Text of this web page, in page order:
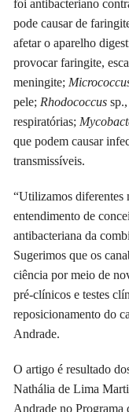
foi antibacteriano
pode causar de
afetar o aparelho
provocar faringite,
meningite;
pele; Rhodococcus
respiratórias;
que podem causar
transmissíveis.
“Utilizamos diferentes
entendimento de
antibacteriana da
Sugerimos que os
ciência por meio de
pré-clínicos e testes
reposicionamento do
Andrade.
O artigo é resultado
Nathália de Lima
Andrade no Programa